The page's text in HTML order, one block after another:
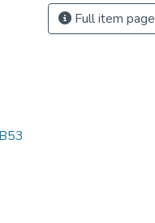
Full item page